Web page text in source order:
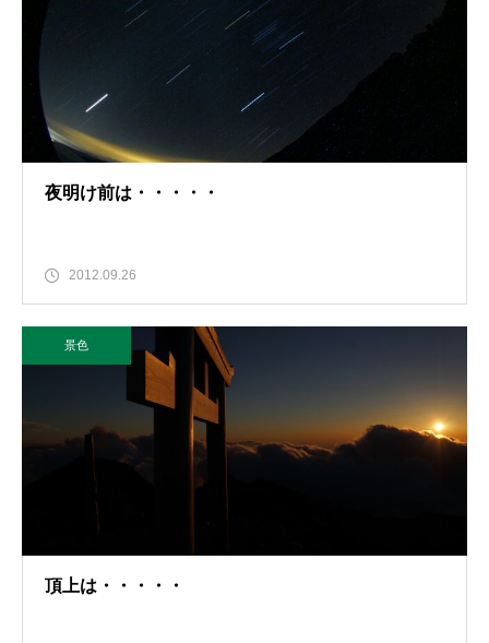
夜明け前は・・・・・
2012.09.26
景色
頂上は・・・・・